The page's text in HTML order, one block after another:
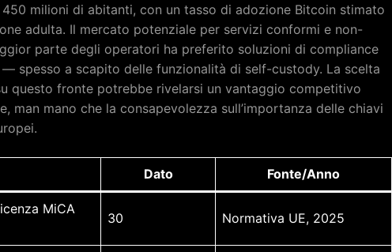
450 milioni di abitanti, con un tasso di adozione Bitcoin stimato
adulta. Il mercato potenziale per servizi conformi e non-
parte degli operatori ha preferito soluzioni di compliance
spesso a scapito delle funzionalità di self-custody. La scelta
questo fronte potrebbe rivelarsi un vantaggio competitivo
man mano che la consapevolezza sull’importanza delle chiavi
Dato Fonte/Anno
MiCA
30 Normativa UE, 2025